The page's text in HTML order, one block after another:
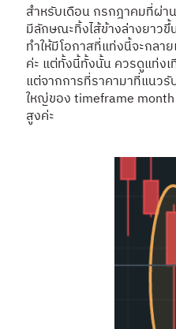
สำหรับเดือน กรกฎาคมที่ผ่า
มีลักษณะทิ้งไส้ข้างล่างยาว
ทำให้มีโอกาสที่แท่งนี้จะกลา
ค่ะ แต่ทั้งนี้ทั้งนั้น ควรดูแท่ง
แต่จากการที่ราคามาที่แนว
ใหญ่ของ timeframe
สูงค่ะ